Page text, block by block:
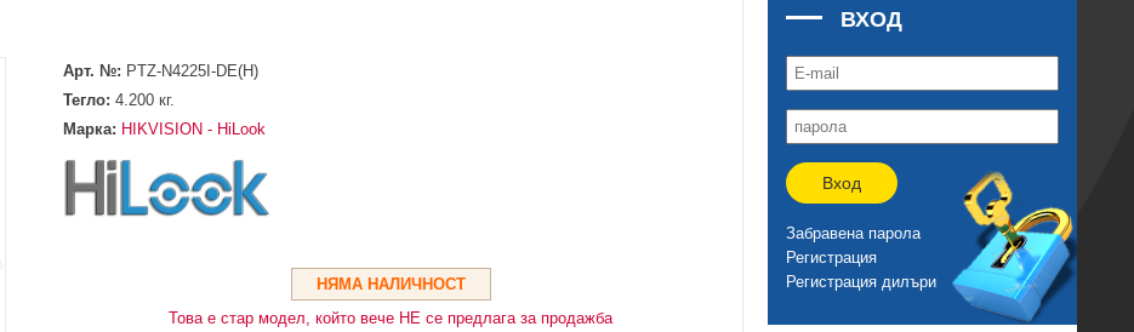
Арт. №: PTZ-N4225I-DE(H)
Тегло: 4.200 кг.
Марка: HIKVISION - HiLook
НЯМА НАЛИЧНОСТ
Това е стар модел, който вече НЕ се предлага за продажба
ВХОД
Вход
Забравена парола
Регистрация
Регистрация дилъри